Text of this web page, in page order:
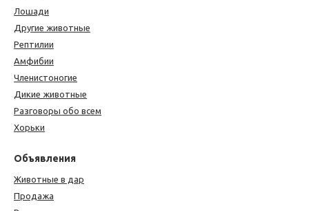
Лошади
Другие животные
Рептилии
Амфибии
Членистоногие
Дикие животные
Разговоры обо всем
Хорьки
Объявления
Животные в дар
Продажа